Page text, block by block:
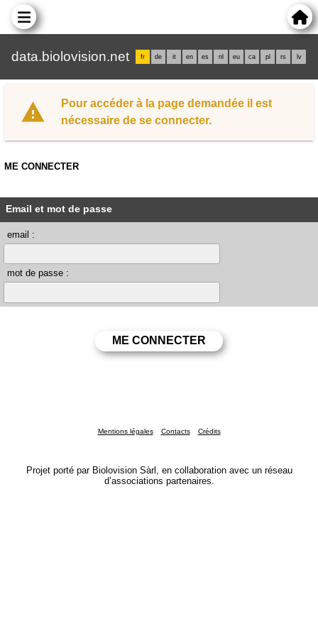
data.biolovision.net fr de it en es nl eu ca pl rs lv
Pour accéder à la page demandée il est
nécessaire de se connecter.
ME CONNECTER
Email et mot de passe
email :
mot de passe :
Mentions légales Contacts Crédits
Projet porté par Biolovision Sàrl, en collaboration avec un réseau
d’associations partenaires.